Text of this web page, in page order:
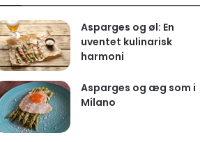
Asparges og øl: En
uventet kulinarisk
harmoni
Asparges og æg som i
Milano